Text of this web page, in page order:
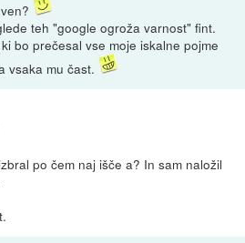
teh "google ogroža varnost" fint.
bo prečesal vse moje iskalne pojme
vsaka mu čast.
po čem naj išče a? In sam naložil